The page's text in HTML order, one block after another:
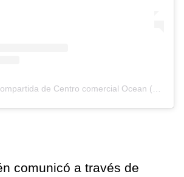
Una publicación compartida de Centro comercial Ocean (@ocean.lasalada)
comunicó a través de